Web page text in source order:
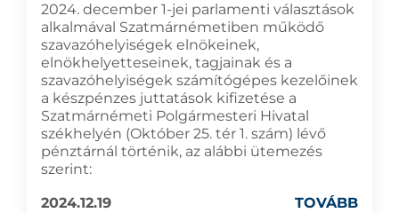
2024. december 1-jei parlamenti választások
alkalmával Szatmárnémetiben működő
szavazóhelyiségek elnökeinek,
elnökhelyetteseinek, tagjainak és a
szavazóhelyiségek számítógépes kezelőinek
a készpénzes juttatások kifizetése a
Szatmárnémeti Polgármesteri Hivatal
székhelyén (Október 25. tér 1. szám) lévő
pénztárnál történik, az alábbi ütemezés
szerint:
2024.12.19
TOVÁBB